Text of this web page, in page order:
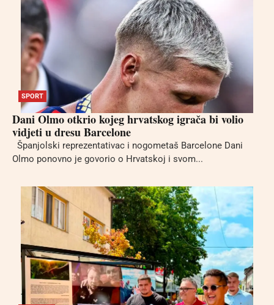
SPORT
Dani Olmo otkrio kojeg hrvatskog igrača bi volio
vidjeti u dresu Barcelone
Španjolski reprezentativac i nogometaš Barcelone Dani
Olmo ponovno je govorio o Hrvatskoj i svom...